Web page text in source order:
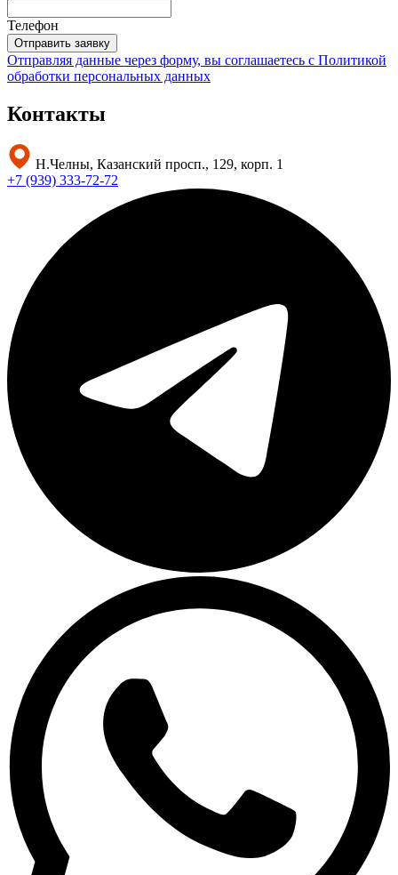
Телефон
Отправить заявку
Отправляя данные через форму, вы соглашаетесь с Политикой
обработки персональных данных
Контакты
Н.Челны, Казанский просп., 129, корп. 1
+7 (939) 333-72-72